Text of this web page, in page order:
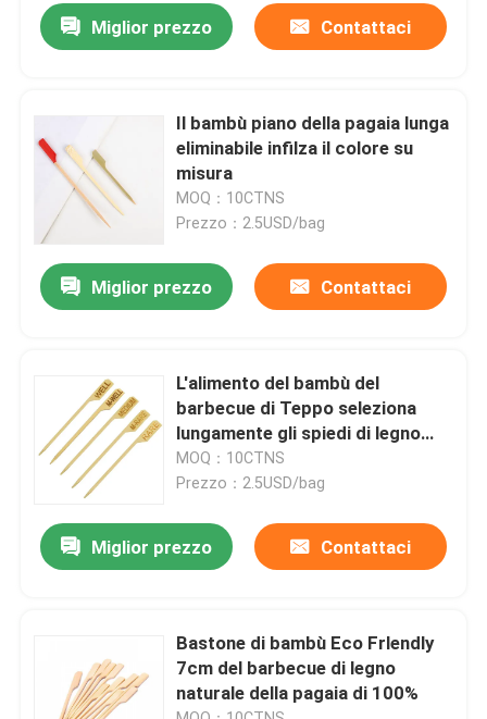
Chi siamo
Contatti
Prodotti
Coltelleria di bambù eliminabile
Coltelleria concimabile
Spiedi di bambù
Scelte di bambù dell'alimento
Bastoni di scalpore del caffè
Miglior prezzo Contattaci
Il bambù piano della pagaia lunga
eliminabile infilza il colore su
misura
MOQ：10CTNS
Prezzo：2.5USD/bag
Miglior prezzo Contattaci
L'alimento del bambù del
barbecue di Teppo seleziona
lungamente gli spiedi di legno
con il logo su misura
MOQ：10CTNS
Prezzo：2.5USD/bag
Miglior prezzo Contattaci
Bastone di bambù Eco Frlendly
7cm del barbecue di legno
naturale della pagaia di 100%